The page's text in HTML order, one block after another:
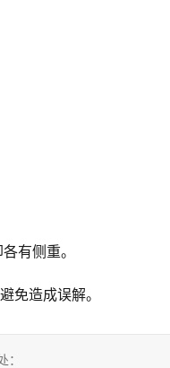
有侧重。
造成误解。